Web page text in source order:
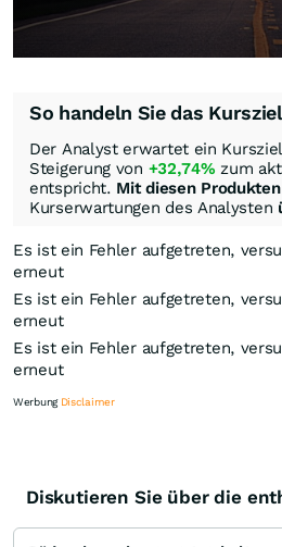
So handeln Sie das Kursziel
Der Analyst erwartet ein
Steigerung von +32,74% zum
entspricht. Mit diesen Produkten
Kurserwartungen des Analysten
Es ist ein Fehler aufgetreten,
erneut
Es ist ein Fehler aufgetreten,
erneut
Es ist ein Fehler aufgetreten,
erneut
Werbung Disclaimer
Diskutieren Sie über die